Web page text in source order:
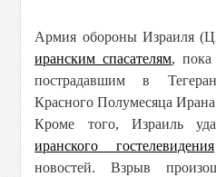
Армия обороны Израиля
иранским спасателям,
пострадавшим в
Красного Полумесяца Ирана
Кроме того, Израиль
иранского гостелевидения
новостей. Взрыв